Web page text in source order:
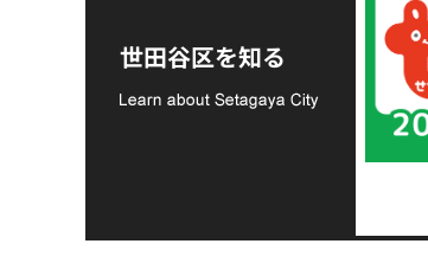
世田谷区を知る
支援金の募集につい
て